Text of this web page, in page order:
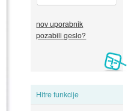
nov uporabnik
pozabili geslo?
Hitre funkcije